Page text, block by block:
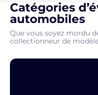
Catégories
automobiles
Que vous soyez mordu
collectionneur de